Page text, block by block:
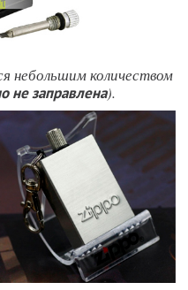
небольшим количеством
не заправлена).